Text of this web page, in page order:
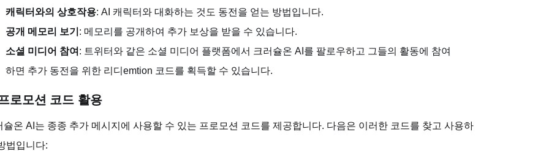
캐릭터와의 상호작용: AI 캐릭터와 대화하는 것도 동전을 얻는 방법입니다.
공개 메모리 보기 : 메모리를 공개하여 추가 보상을 받을 수 있습니다.
소셜 미디어 참여 : 트위터와 같은 소셜 미디어 플랫폼에서 크러슐온 AI를 팔로우하고 그들의 활동에 참여
하면 추가 동전을 위한 리디emtion 코드를 획득할 수 있습니다.
로모션 코드 활용
슐온 AI는 종종 추가 메시지에 사용할 수 있는 프로모션 코드를 제공합니다. 다음은 이러한 코드를 찾고 사용하
법입니다: